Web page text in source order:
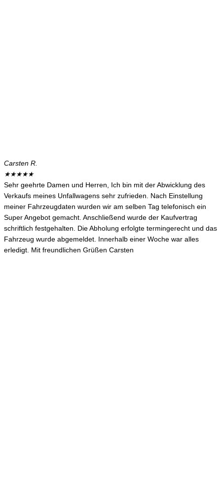
Carsten R.
★★★★★
Sehr geehrte Damen und Herren, Ich bin mit der Abwicklung des
Verkaufs meines Unfallwagens sehr zufrieden. Nach Einstellung
meiner Fahrzeugdaten wurden wir am selben Tag telefonisch ein
Super Angebot gemacht. Anschließend wurde der Kaufvertrag
schriftlich festgehalten. Die Abholung erfolgte termingerecht und das
Fahrzeug wurde abgemeldet. Innerhalb einer Woche war alles
erledigt. Mit freundlichen Grüßen Carsten